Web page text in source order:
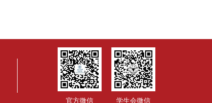
官方微信
学生会微信